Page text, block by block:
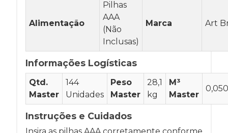
Alimentação
Pilhas
AAA
(Não
Inclusas)
Marca Art
Informações Logísticas
Qtd.
Master
144
Unidades
Peso
Master
28,1
kg
M³
Master
Instruções e Cuidados